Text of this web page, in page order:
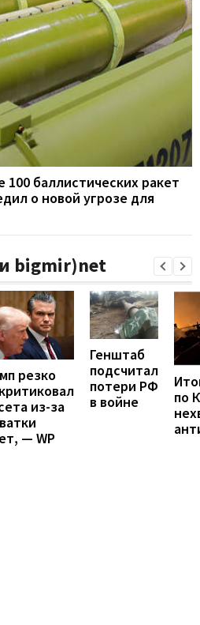
100 баллистических ракет
о новой угрозе для
bigmir)net
резко
из-за
— WP
Генштаб
подсчитал
потери РФ
в войне
по